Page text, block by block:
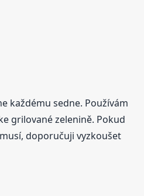
každému sedne. Používám
grilované zelenině. Pokud
doporučuji vyzkoušet